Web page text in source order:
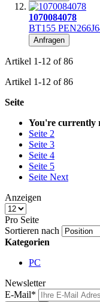
1070084078
BT155
Anfragen
Artikel 1-12 of86
Artikel 1-12 of86
Seite
You're currently
Seite 2
Seite 3
Seite 4
Seite 5
Seite Next
Anzeigen
Pro Seite
Sortieren nach
Kategorien
PC
Newsletter
E-Mail*